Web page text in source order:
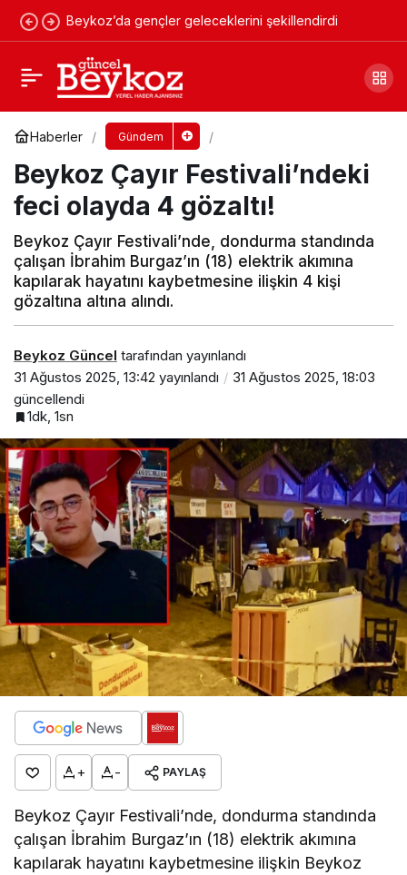
Beykoz’da gençler geleceklerini şekillendirdi
Haberler Gündem
Beykoz Çayır Festivali’ndeki
feci olayda 4 gözaltı!
Beykoz Çayır Festivali’nde, dondurma standında
çalışan İbrahim Burgaz’ın (18) elektrik akımına
kapılarak hayatını kaybetmesine ilişkin 4 kişi
gözaltına altına alındı.
Beykoz Güncel tarafından yayınlandı
31 Ağustos 2025, 13:42 yayınlandı
31 Ağustos 2025, 18:03
güncellendi
1dk, 1sn
+ - PAYLAŞ
Beykoz Çayır Festivali’nde, dondurma standında
çalışan İbrahim Burgaz’ın (18) elektrik akımına
kapılarak hayatını kaybetmesine ilişkin Beykoz
Beykoz çayırında ihmali olanlar
affedilmeyecek!
Yorum Yap Paylaş